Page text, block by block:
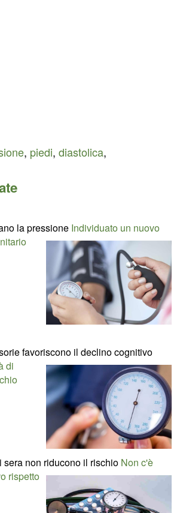
, piedi, diastolica,
la pressione Individuato un nuovo
favoriscono il declino cognitivo
di
non riducono il rischio Non c'è
rispetto